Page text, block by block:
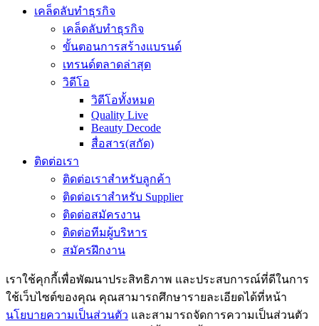
เคล็ดลับทำธุรกิจ
เคล็ดลับทำธุรกิจ
ขั้นตอนการสร้างแบรนด์
เทรนด์ตลาดล่าสุด
วิดีโอ
วิดีโอทั้งหมด
Quality Live
Beauty Decode
สื่อสาร(สกัด)
ติดต่อเรา
ติดต่อเราสำหรับลูกค้า
ติดต่อเราสำหรับ Supplier
ติดต่อสมัครงาน
ติดต่อทีมผู้บริหาร
สมัครฝึกงาน
เราใช้คุกกี้เพื่อพัฒนาประสิทธิภาพ และประสบการณ์ที่ดีในการ
ใช้เว็บไซต์ของคุณ คุณสามารถศึกษารายละเอียดได้ที่หน้า
นโยบายความเป็นส่วนตัว และสามารถจัดการความเป็นส่วนตัว